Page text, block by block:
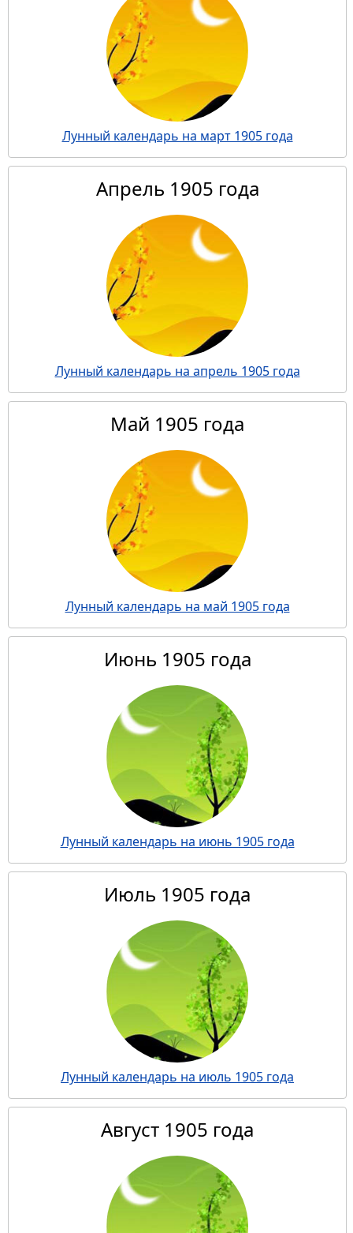
Лунный календарь на март 1905 года
Апрель 1905 года
Лунный календарь на апрель 1905 года
Май 1905 года
Лунный календарь на май 1905 года
Июнь 1905 года
Лунный календарь на июнь 1905 года
Июль 1905 года
Лунный календарь на июль 1905 года
Август 1905 года